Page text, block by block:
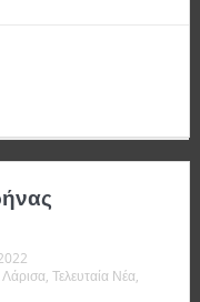
Λάρισα, Τελευταία Νέα,